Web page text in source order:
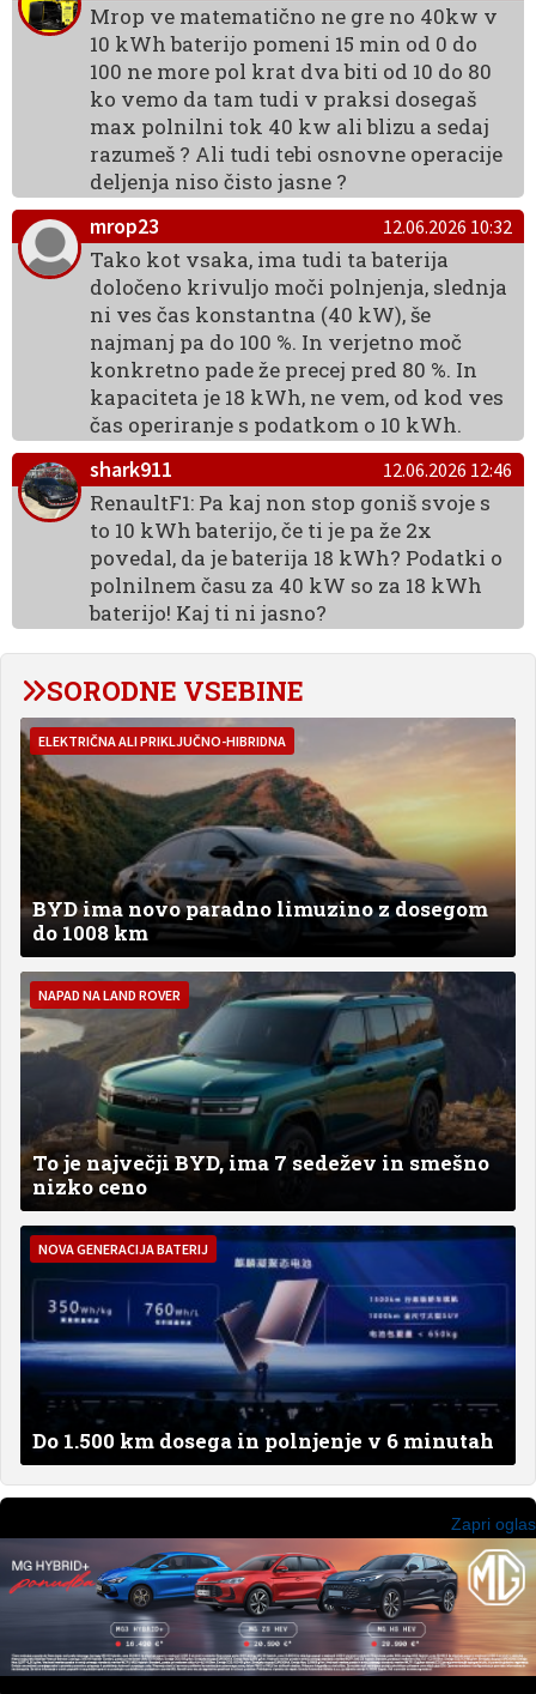
Mrop ve matematično ne gre no 40kw v
10 kWh baterijo pomeni 15 min od 0 do
100 ne more pol krat dva biti od 10 do 80
ko vemo da tam tudi v praksi dosegaš
max polnilni tok 40 kw ali blizu a sedaj
razumeš ? Ali tudi tebi osnovne operacije
deljenja niso čisto jasne ?
mrop23
12.06.2026 10:32
Tako kot vsaka, ima tudi ta baterija
določeno krivuljo moči polnjenja, slednja
ni ves čas konstantna (40 kW), še
najmanj pa do 100 %. In verjetno moč
konkretno pade že precej pred 80 %. In
kapaciteta je 18 kWh, ne vem, od kod ves
čas operiranje s podatkom o 10 kWh.
shark911
12.06.2026 12:46
RenaultF1: Pa kaj non stop goniš svoje s
to 10 kWh baterijo, če ti je pa že 2x
povedal, da je baterija 18 kWh? Podatki o
polnilnem času za 40 kW so za 18 kWh
baterijo! Kaj ti ni jasno?
SORODNE VSEBINE
ELEKTRIČNA ALI PRIKLJUČNO-HIBRIDNA
BYD ima novo paradno limuzino z dosegom
do 1008 km
NAPAD NA LAND ROVER
To je največji BYD, ima 7 sedežev in smešno
nizko ceno
NOVA GENERACIJA BATERIJ
Do 1.500 km dosega in polnjenje v 6 minutah
Zapri oglas